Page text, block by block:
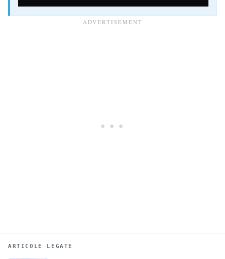
ARTICOLE LEGATE